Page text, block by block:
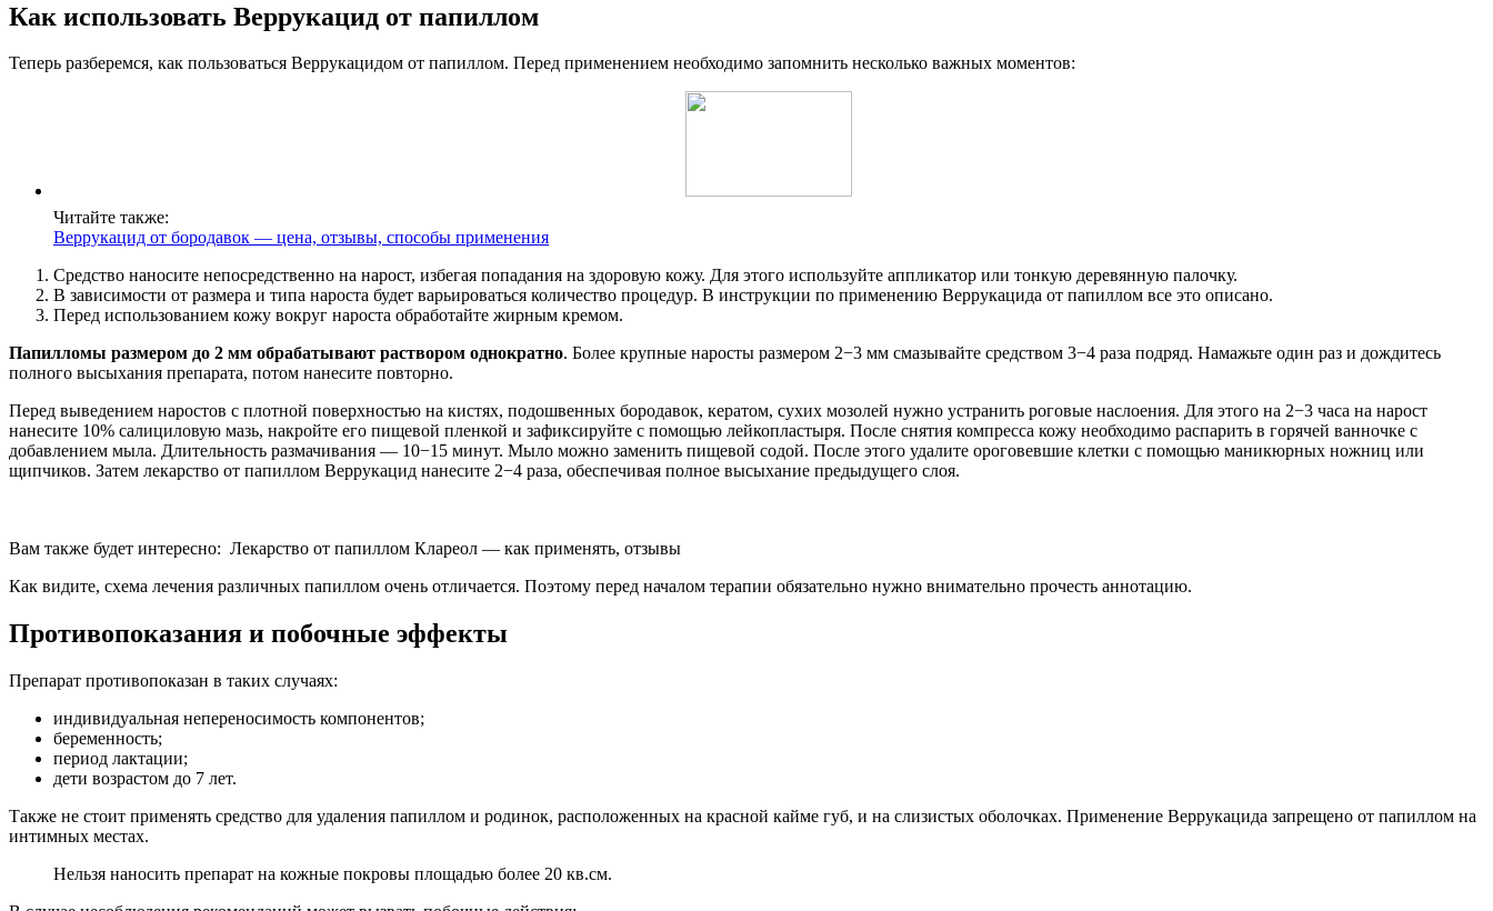
Как использовать Веррукацид от папиллом
Теперь разберемся, как пользоваться Веррукацидом от папиллом. Перед применением необходимо запомнить несколько важных моментов:
Читайте также:
Веррукацид от бородавок — цена, отзывы, способы применения
Средство наносите непосредственно на нарост, избегая попадания на здоровую кожу. Для этого используйте аппликатор или тонкую деревянную палочку.
В зависимости от размера и типа нароста будет варьироваться количество процедур. В инструкции по применению Веррукацида от папиллом все это описано.
Перед использованием кожу вокруг нароста обработайте жирным кремом.
Папилломы размером до 2 мм обрабатывают раствором однократно. Более крупные наросты размером 2−3 мм смазывайте средством 3−4 раза подряд. Намажьте один раз и дождитесь
полного высыхания препарата, потом нанесите повторно.
Перед выведением наростов с плотной поверхностью на кистях, подошвенных бородавок, кератом, сухих мозолей нужно устранить роговые наслоения. Для этого на 2−3 часа на нарост
нанесите 10% салициловую мазь, накройте его пищевой пленкой и зафиксируйте с помощью лейкопластыря. После снятия компресса кожу необходимо распарить в горячей ванночке с
добавлением мыла. Длительность размачивания — 10−15 минут. Мыло можно заменить пищевой содой. После этого удалите ороговевшие клетки с помощью маникюрных ножниц или
щипчиков. Затем лекарство от папиллом Веррукацид нанесите 2−4 раза, обеспечивая полное высыхание предыдущего слоя.
Вам также будет интересно: Лекарство от папиллом Клареол — как применять, отзывы
Как видите, схема лечения различных папиллом очень отличается. Поэтому перед началом терапии обязательно нужно внимательно прочесть аннотацию.
Противопоказания и побочные эффекты
Препарат противопоказан в таких случаях:
индивидуальная непереносимость компонентов;
беременность;
период лактации;
дети возрастом до 7 лет.
Также не стоит применять средство для удаления папиллом и родинок, расположенных на красной кайме губ, и на слизистых оболочках. Применение Веррукацида запрещено от папиллом на
интимных местах.
Нельзя наносить препарат на кожные покровы площадью более 20 кв.см.